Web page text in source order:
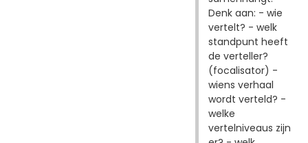
Denk aan: - wie
vertelt? - welk
standpunt heeft
de verteller?
(focalisator) -
wiens verhaal
wordt verteld? -
welke
vertelniveaus zijn